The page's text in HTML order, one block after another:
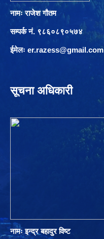
नामः राजेश गौतम
सम्पर्क नं. ९८६०८९०५७४
ईमेलः er.razess@gmail.com
सूचना अधिकारी
नामः इन्द्र बहादुर विष्ट